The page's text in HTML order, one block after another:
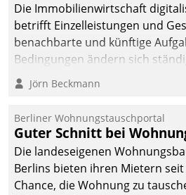
Die Immobilienwirtschaft
betrifft Einzelleistungen und
benachbarte und künftige
Bedingungen ändern sich
technisch die Kontrolle wahren
fürs Wachsen öffnen?
Jörn Beckmann
Berliner Wohnungstauschportal
Guter Schnitt bei
Die landeseigenen
Berlins bieten ihren Mietern
Chance, die Wohnung zu